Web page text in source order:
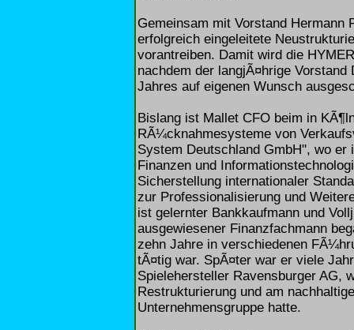
Gemeinsam mit Vorstand Hermann
erfolgreich eingeleitete
vorantreiben. Damit wird die
nachdem der langjÃ¤hrige
Jahres auf eigenen Wunsch
Bislang ist Mallet CFO beim in
RÃ¼cknahmesysteme von
System Deutschland GmbH", wo
Finanzen und
Sicherstellung internationaler
zur Professionalisierung und
ist gelernter Bankkaufmann und
ausgewiesener Finanzfachmann
zehn Jahre in verschiedenen
tÃ¤tig war. SpÃ¤ter war er viele
Spielehersteller Ravensburger AG,
Restrukturierung und am
Unternehmensgruppe hatte.